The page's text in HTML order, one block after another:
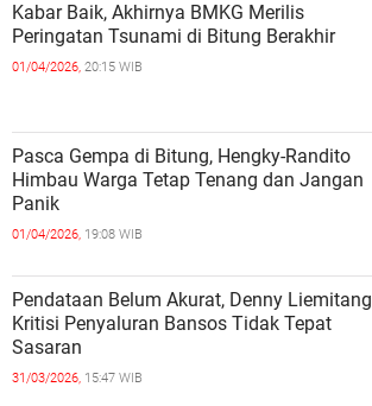
Kabar Baik, Akhirnya BMKG Merilis
Peringatan Tsunami di Bitung Berakhir
01/04/2026, 20:15 WIB
Pasca Gempa di Bitung, Hengky-Randito
Himbau Warga Tetap Tenang dan Jangan
Panik
01/04/2026, 19:08 WIB
Pendataan Belum Akurat, Denny Liemitang
Kritisi Penyaluran Bansos Tidak Tepat
Sasaran
31/03/2026, 15:47 WIB